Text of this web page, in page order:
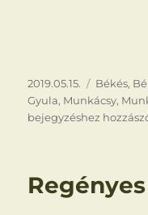
Közzétéve
2019.05.15. Kategória
Békés,
Gyula, Munkácsy,
bejegyzéshez